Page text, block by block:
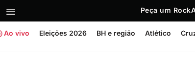
Peça um Rock
Ao vivo Eleições 2026 BH e região Atlético